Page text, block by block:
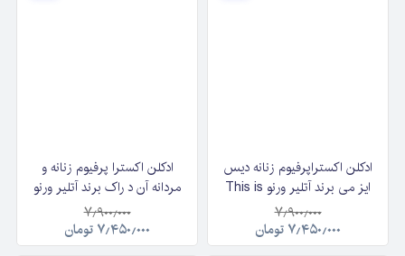
ادکلن اکستراپرفیوم زنانه دیس
ایز می برند آتلیر ورنو This is
۱۰۰ میلی لیتر
۷٫۹۰۰٫۰۰۰
۷٫۴۵۰٫۰۰۰ تومان
ادکلن اکسترا پرفیوم زنانه و
مردانه آن د راک برند آتلیر ورنو
On the Rock by Atelier
Verno حجم ۱۰۰ میلی‌لیتر
۷٫۹۰۰٫۰۰۰
۷٫۴۵۰٫۰۰۰ تومان